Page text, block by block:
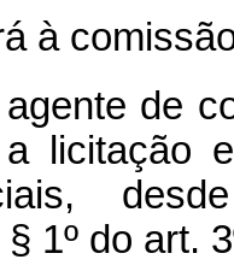
à
de
licitação
1º do art.